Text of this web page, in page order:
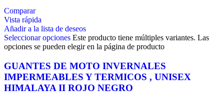
Comparar
Vista rápida
Añadir a la lista de deseos
Seleccionar opciones Este producto tiene múltiples variantes. Las
opciones se pueden elegir en la página de producto
GUANTES DE MOTO INVERNALES
IMPERMEABLES Y TERMICOS , UNISEX
HIMALAYA II ROJO NEGRO